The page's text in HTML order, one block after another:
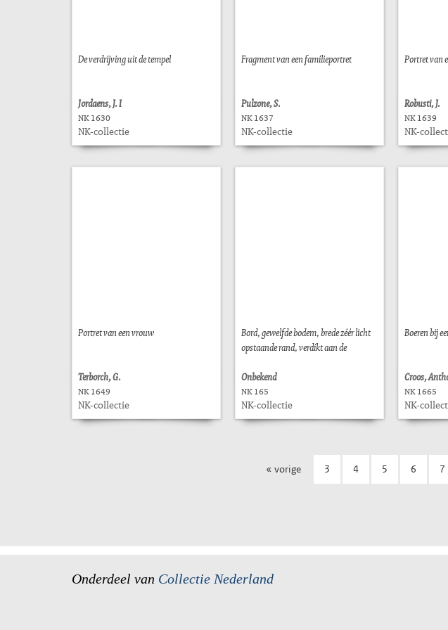
De verdrijving uit de tempel
Jordaens, J. I
NK 1630
NK-collectie
Fragment van een familieportret
Pulzone, S.
NK 1637
NK-collectie
Portret van
Robusti, J.
NK 1639
NK-
Portret van een vrouw
Terborch, G.
NK 1649
NK-collectie
Bord, gewelfde bodem, brede zéér licht
opstaande rand, verdikt aan de
Onbekend
NK 165
NK-collectie
Boeren bij
Croos,
NK 1665
NK-
« vorige 3 4 5 6 7
Onderdeel van Collectie Nederland